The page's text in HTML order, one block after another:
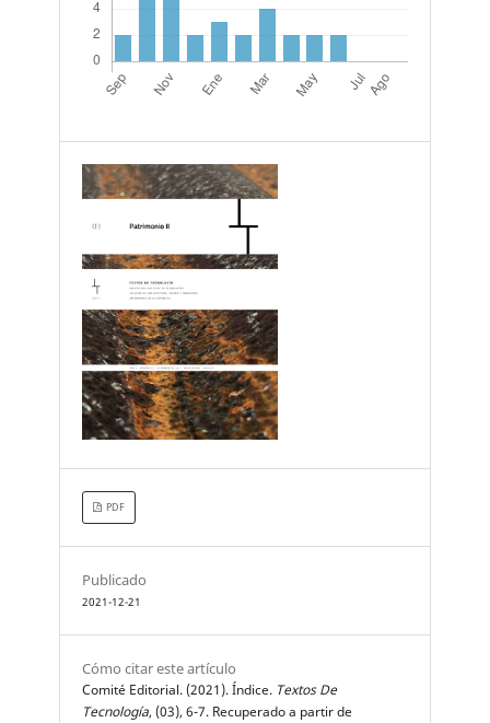
PDF
Publicado
2021-12-21
Cómo citar este artículo
Comité Editorial. (2021). Índice. Textos De
Tecnología, (03), 6-7. Recuperado a partir de